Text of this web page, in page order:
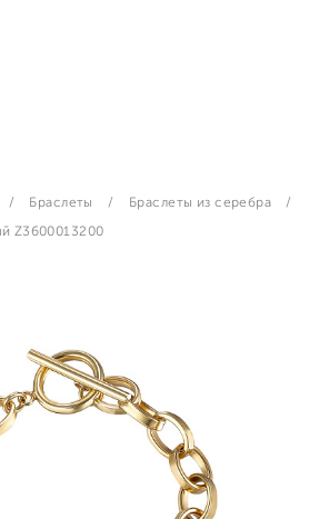
Браслеты Браслеты из серебра
Z3600013200